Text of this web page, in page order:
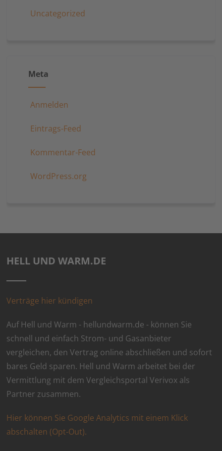
Uncategorized
Meta
Anmelden
Eintrags-Feed
Kommentar-Feed
WordPress.org
HELL UND WARM.DE
Verträge hier kündigen
Auf Hell und Warm - hellundwarm.de - können Sie
schnell und einfach Strom- und Gasanbieter
vergleichen, den Vertrag online abschließen und sofort
bares Geld sparen. Hell und Warm arbeitet bei der
Vermittlung mit dem Vergleichsportal Verivox als
Partner zusammen.
Hier können Sie Google Analytics mit einem Klick
abschalten (Opt-Out).